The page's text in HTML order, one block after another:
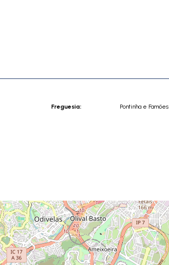
Freguesia: Pontinha e Famões